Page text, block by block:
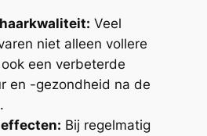
Veel
niet alleen vollere
een verbeterde
en -gezondheid na de
Bij regelmatig